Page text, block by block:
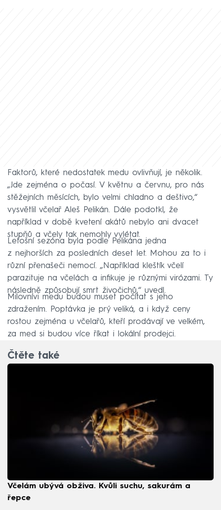
Faktorů, které nedostatek medu ovlivňují, je několik.
„Jde zejména o počasí. V květnu a červnu, pro nás
stěžejních měsících, bylo velmi chladno a deštivo,“
vysvětlil včelař Aleš Pelikán. Dále podotkl, že
například v době kvetení akátů nebylo ani dvacet
stupňů a včely tak nemohly vylétat.
Letošní sezóna byla podle Pelikána jedna
z nejhorších za posledních deset let. Mohou za to i
různí přenašeči nemocí. „Například kleštík včelí
parazituje na včelách a infikuje je různými virózami. Ty
následně způsobují smrt živočichů,“ uvedl.
Milovnívi medu budou muset počítat s jeho
zdražením. Poptávka je prý veliká, a i když ceny
rostou zejména u včelařů, kteří prodávají ve velkém,
za med si budou více říkat i lokální prodejci.
Čtěte také
Včelám ubývá obživa. Kvůli suchu, sakurám a
řepce